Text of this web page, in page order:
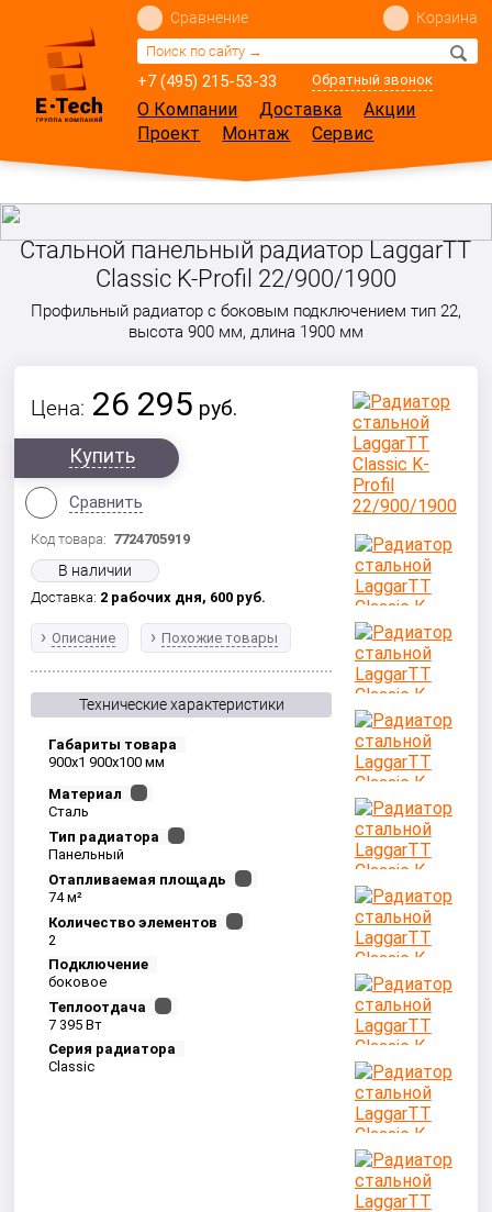
+7 (495) 215-53-33 Обратный звонок
Сравнение Корзина
О Компании Доставка
Акции
Проект
Монтаж Сервис
Стальной панельный радиатор LaggarTT
Classic K-Profil 22/900/1900
Профильный радиатор с боковым подключением тип 22,
высота 900 мм, длина 1900 мм
Цена: 26 295 руб.
Купить
Сравнить
Код товара: 7724705919
В наличии
Доставка: 2 рабочих дня, 600 руб.
Описание Похожие товары
Технические характеристики
Габариты товара
900x1 900x100 мм
Материал
Сталь
Тип радиатора
Панельный
Отапливаемая площадь
74 м²
Количество элементов
2
Подключение
боковое
Теплоотдача
7 395 Вт
Серия радиатора
Classic